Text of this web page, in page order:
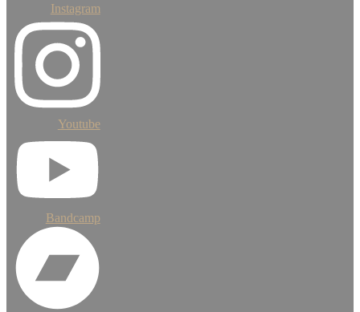
Instagram
Youtube
Bandcamp